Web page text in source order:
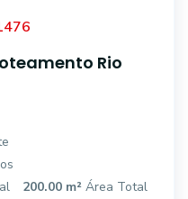
Rio
200.00 m² Área Total